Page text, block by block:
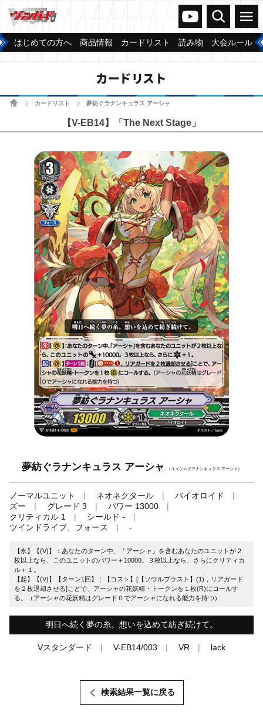
ヴァンガードch
検索 メニュー
はじめての方へ 商品情報 カードリスト 読み物 大会ルール
カードリスト
ホームカードリスト 夢紡ぐラナンキュラス アーシャ
【V-EB14】「The Next Stage」
夢紡ぐラナンキュラス アーシャ （ユメツムグラナンキュラス アーシャ）
ノーマルユニット ネオネクタール
バイオロイド
ズー
グレード 3
パワー 13000
クリティカル 1
シールド -
ツインドライブ、フォース
-
【永】【(V)】：あなたのターン中、「アーシャ」を含むあなたのユニットが２
枚以上なら、このユニットのパワー＋10000。３枚以上なら、さらにクリティカ
ル＋１。
【起】【(V)】【ターン1回】：【コスト】[【ソウルブラスト】(1)，リアガード
を２枚退却させる]ことで、アーシャの花妖精・トークンを１枚(R)にコールす
る。（アーシャの花妖精はグレード０でアーシャになれる能力を持つ）
明日へ続く夢の糸。想いを込めて紡ぎ続けて。
Vスタンダード V-EB14/003 VR lack
検索結果一覧に戻る